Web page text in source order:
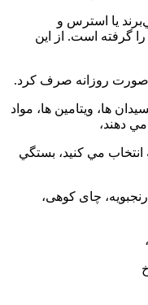
يا استرس و
گرفته است. از اين
صورت روزانه صرف کرد.
ها، ويتامين ها، مواد
دهند،
انتخاب مي کنيد، بستگي
چای کوهی،